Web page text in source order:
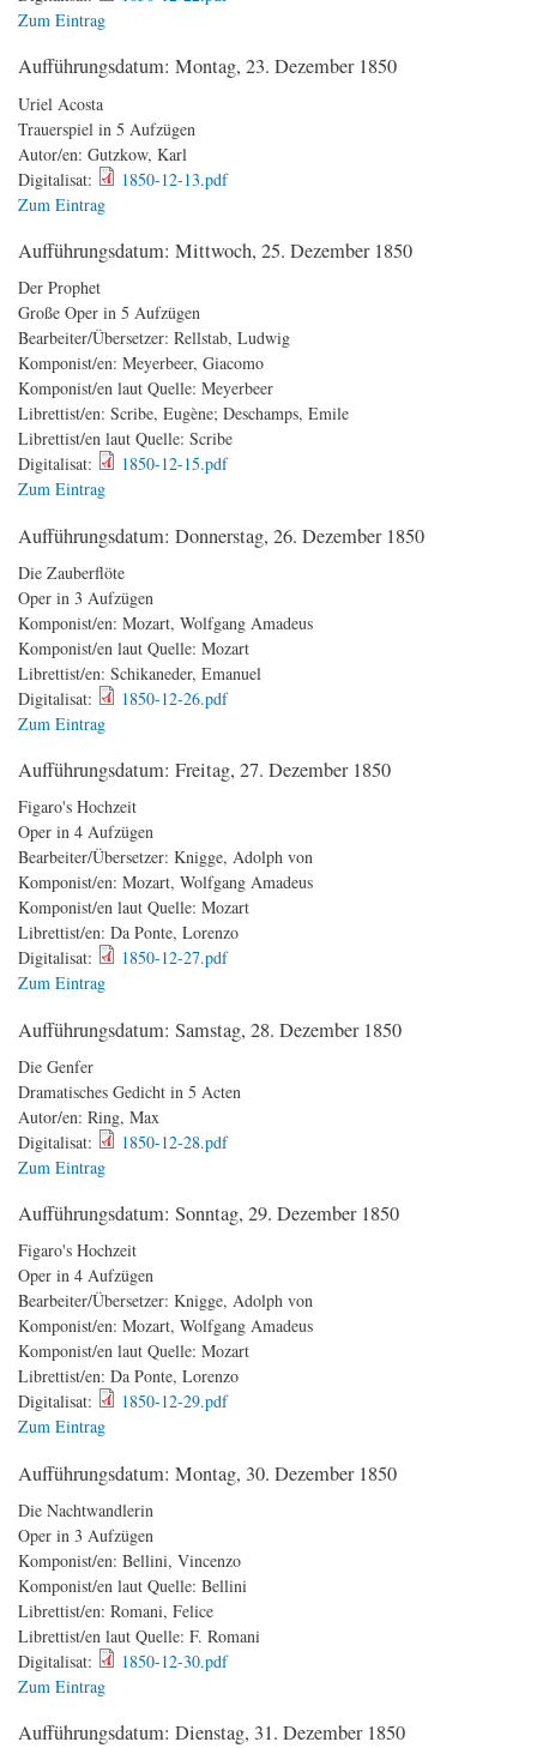
Zum Eintrag
Aufführungsdatum: Montag, 23. Dezember 1850
Uriel Acosta
Trauerspiel in 5 Aufzügen
Autor/en: Gutzkow, Karl
Digitalisat:
1850-12-13.pdf
Zum Eintrag
Aufführungsdatum: Mittwoch, 25. Dezember 1850
Der Prophet
Große Oper in 5 Aufzügen
Bearbeiter/Übersetzer: Rellstab, Ludwig
Komponist/en: Meyerbeer, Giacomo
Komponist/en laut Quelle: Meyerbeer
Librettist/en: Scribe, Eugène; Deschamps, Emile
Librettist/en laut Quelle: Scribe
Digitalisat:
1850-12-15.pdf
Zum Eintrag
Aufführungsdatum: Donnerstag, 26. Dezember 1850
Die Zauberflöte
Oper in 3 Aufzügen
Komponist/en: Mozart, Wolfgang Amadeus
Komponist/en laut Quelle: Mozart
Librettist/en: Schikaneder, Emanuel
Digitalisat:
1850-12-26.pdf
Zum Eintrag
Aufführungsdatum: Freitag, 27. Dezember 1850
Figaro's Hochzeit
Oper in 4 Aufzügen
Bearbeiter/Übersetzer: Knigge, Adolph von
Komponist/en: Mozart, Wolfgang Amadeus
Komponist/en laut Quelle: Mozart
Librettist/en: Da Ponte, Lorenzo
Digitalisat:
1850-12-27.pdf
Zum Eintrag
Aufführungsdatum: Samstag, 28. Dezember 1850
Die Genfer
Dramatisches Gedicht in 5 Acten
Autor/en: Ring, Max
Digitalisat:
1850-12-28.pdf
Zum Eintrag
Aufführungsdatum: Sonntag, 29. Dezember 1850
Figaro's Hochzeit
Oper in 4 Aufzügen
Bearbeiter/Übersetzer: Knigge, Adolph von
Komponist/en: Mozart, Wolfgang Amadeus
Komponist/en laut Quelle: Mozart
Librettist/en: Da Ponte, Lorenzo
Digitalisat:
1850-12-29.pdf
Zum Eintrag
Aufführungsdatum: Montag, 30. Dezember 1850
Die Nachtwandlerin
Oper in 3 Aufzügen
Komponist/en: Bellini, Vincenzo
Komponist/en laut Quelle: Bellini
Librettist/en: Romani, Felice
Librettist/en laut Quelle: F. Romani
Digitalisat:
1850-12-30.pdf
Zum Eintrag
Aufführungsdatum: Dienstag, 31. Dezember 1850